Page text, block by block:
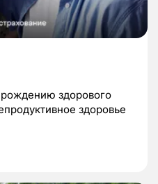
здорового
здоровье